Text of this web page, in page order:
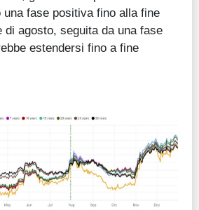
fase positiva fino alla fine
di agosto, seguita da una fase
estendersi fino a fine